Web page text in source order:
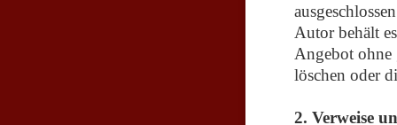
Autor behält
Angebot ohne
löschen oder
2. Verweise